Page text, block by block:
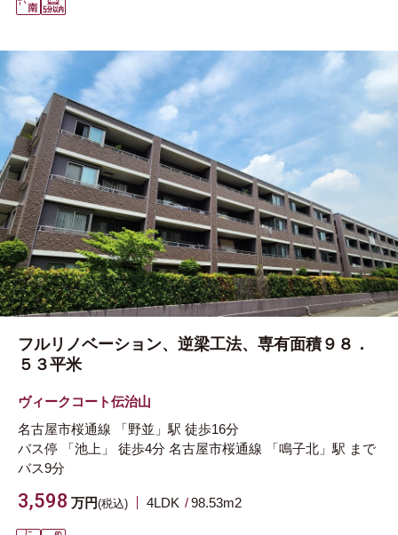
フルリノベーション、逆梁工法、専有面積９８．
５３平米
ヴィークコート伝治山
名古屋市桜通線
「野並」駅 徒歩16分
バス停 「池上」 徒歩4分 名古屋市桜通線 「鳴子北」駅 まで
バス9分
3,598 万円(税込) 4LDK 98.53m2